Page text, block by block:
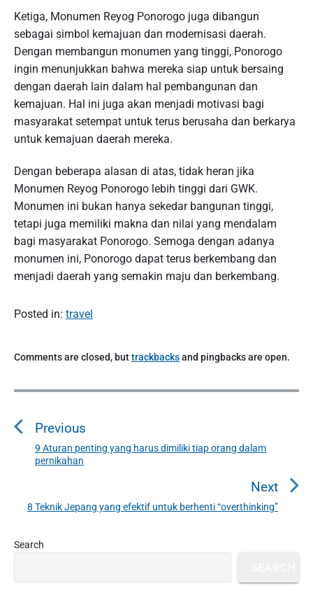
Ketiga, Monumen Reyog Ponorogo juga dibangun
sebagai simbol kemajuan dan modernisasi daerah.
Dengan membangun monumen yang tinggi, Ponorogo
ingin menunjukkan bahwa mereka siap untuk bersaing
dengan daerah lain dalam hal pembangunan dan
kemajuan. Hal ini juga akan menjadi motivasi bagi
masyarakat setempat untuk terus berusaha dan berkarya
untuk kemajuan daerah mereka.
Dengan beberapa alasan di atas, tidak heran jika
Monumen Reyog Ponorogo lebih tinggi dari GWK.
Monumen ini bukan hanya sekedar bangunan tinggi,
tetapi juga memiliki makna dan nilai yang mendalam
bagi masyarakat Ponorogo. Semoga dengan adanya
monumen ini, Ponorogo dapat terus berkembang dan
menjadi daerah yang semakin maju dan berkembang.
Posted in: travel
Comments are closed, buttrackbacksand pingbacks are open.
P
s
g
t
Previous
P
r
v
o
u
9 Aturan penting yang harus dimiliki tiap orang dalam
pernikahan
Next
N
8 Teknik Jepang yang efektif untuk berhenti “overthinking”
P
Search